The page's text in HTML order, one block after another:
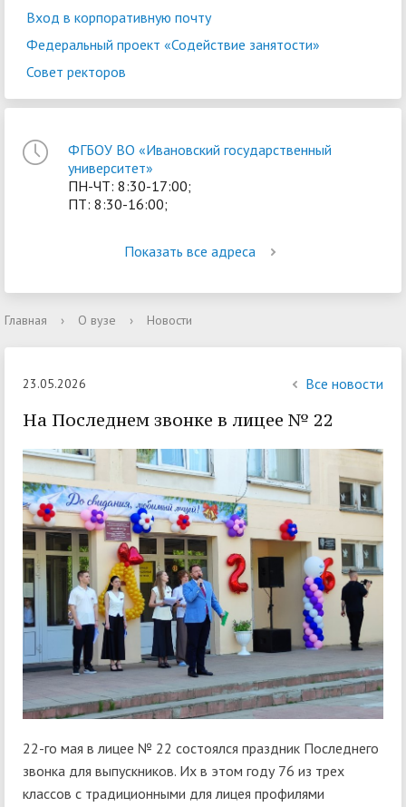
Вход в корпоративную почту
Федеральный проект «Содействие занятости»
Совет ректоров
ФГБОУ ВО «Ивановский государственный
университет»
ПН-ЧТ: 8:30-17:00;
ПТ: 8:30-16:00;
Показать все адреса
Главная › О вузе › Новости
23.05.2026 Все новости
На Последнем звонке в лицее № 22
22-го мая в лицее № 22 состоялся праздник Последнего
звонка для выпускников. Их в этом году 76 из трех
классов с традиционными для лицея профилями